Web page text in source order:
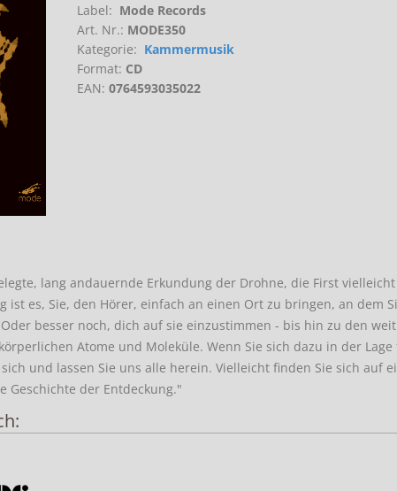
Label: Mode Records
Art. Nr.: MODE350
Kategorie: Kammermusik
Format: CD
EAN: 0764593035022
lang andauernde Erkundung der Drohne, die First
es, Sie, den Hörer, einfach an einen Ort zu bringen, an dem
besser noch, dich auf sie einzustimmen - bis hin zu den
Atome und Moleküle. Wenn Sie sich dazu in der
und lassen Sie uns alle herein. Vielleicht finden Sie sich auf
Geschichte der Entdeckung."